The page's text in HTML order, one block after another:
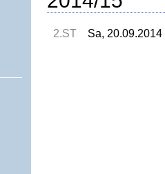
2.ST Sa, 20.09.2014